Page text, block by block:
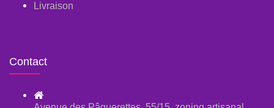
Livraison
Contact